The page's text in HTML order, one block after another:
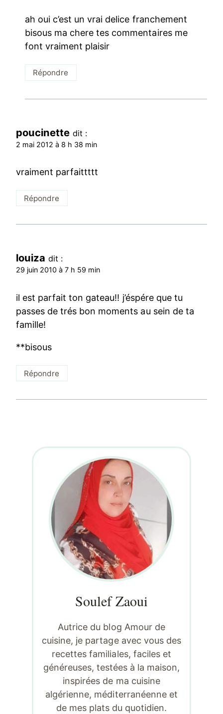
ah oui c’est un vrai delice franchement
bisous ma chere tes commentaires me
font vraiment plaisir
Répondre
poucinette dit :
2 mai 2012 à 8 h 38 min
vraiment parfaittttt
Répondre
louiza dit :
29 juin 2010 à 7 h 59 min
il est parfait ton gateau!! j’éspére que tu
passes de trés bon moments au sein de ta
famille!
**bisous
Répondre
Soulef Zaoui
Autrice du blog Amour de
cuisine, je partage avec vous des
recettes familiales, faciles et
généreuses, testées à la maison,
inspirées de ma cuisine
algérienne, méditerranéenne et
de mes plats du quotidien.